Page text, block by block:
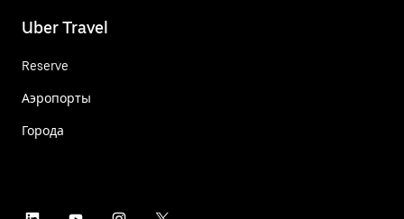
Uber Travel
Reserve
Аэропорты
Города